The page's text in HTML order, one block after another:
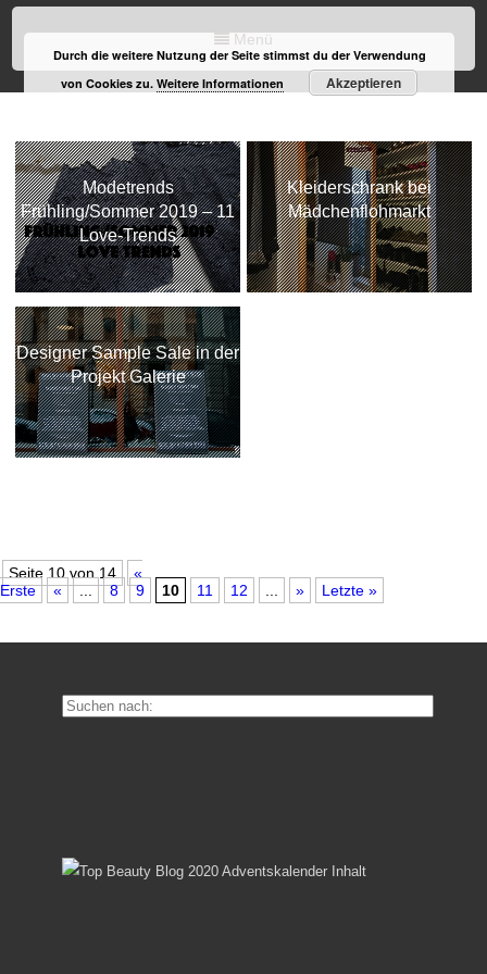
Menü
Modetrends
Frühling/Sommer 2019 – 11
Love-Trends
Kleiderschrank bei
Mädchenflohmarkt
Designer Sample Sale in der
Projekt Galerie
Seite 10 von 14
«
Erste
« ... 8 9 10 11 12 » Letzte »
Durch die weitere Nutzung der Seite stimmst du der Verwendung
von Cookies zu.Weitere Informationen Akzeptieren